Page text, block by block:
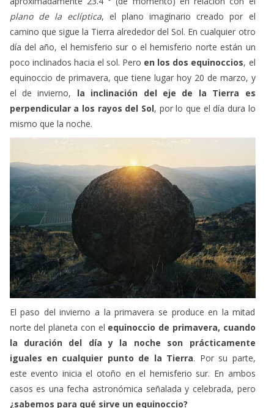
camino que sigue la Tierra alrededor del Sol. En cualquier otro
día del año, el hemisferio sur o el hemisferio norte están un
poco inclinados hacia el sol. Pero
en los dos equinoccios
equinoccio de primavera, que tiene lugar hoy 20 de marzo, y
el de invierno,
la inclinación del eje de la Tierra es
perpendicular a los rayos del Sol
, por lo que el día dura lo
mismo que la noche.
El paso del invierno a la primavera se produce en la mitad
la duración del día y la noche son prácticamente
iguales en cualquier punto de la Tierra
. Por su parte,
este evento inicia el otoño en el hemisferio sur. En ambos
casos es una fecha astronómica señalada y celebrada, pero
¿Para qué sirve un equinoccio?